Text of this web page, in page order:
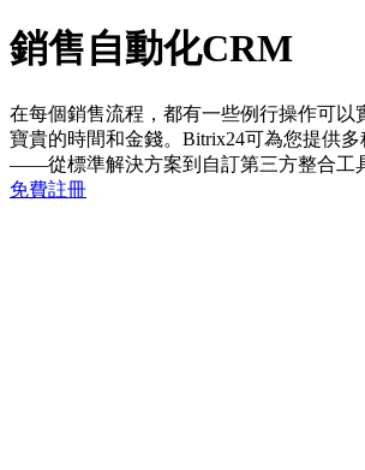
銷售自動化CRM
在每個銷售流程，都有一些例行操作可以
寶貴的時間和金錢。Bitrix24可為您提供
—­—從標準解決方案到自訂第三方整合工
免費註冊